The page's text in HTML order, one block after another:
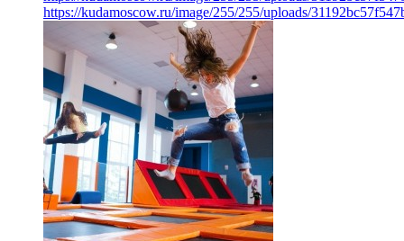
https://kudamoscow.ru/image/255/255/uploads/